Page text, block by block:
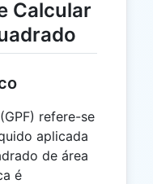
Calcular
refere-se
aplicada
de área
é